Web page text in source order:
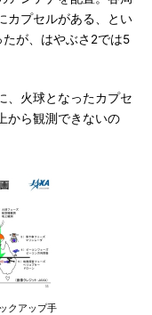
カプセルがある、とい
が、はやぶさ2では5
、火球となったカプセ
から観測できないの
クアップ手